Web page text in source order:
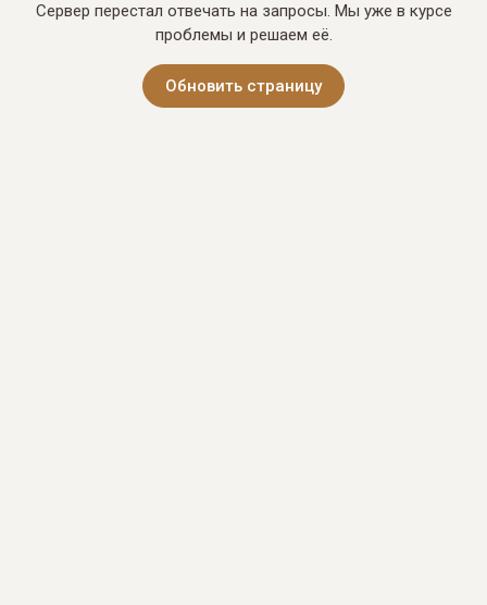
Сервер перестал отвечать на запросы. Мы уже в курсе
проблемы и решаем её.
Обновить страницу